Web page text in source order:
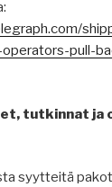
pull-
tutkinnat ja
syytteitä